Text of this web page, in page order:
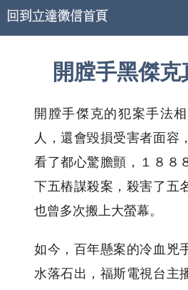
開膛手黑傑
開膛手傑克的犯案手法
人，還會毀損受害者面容
看了都心驚膽顫，１８８
下五樁謀殺案，殺害了五
也曾多次搬上大螢幕。
如今，百年懸案的冷血兇
水落石出，福斯電視台主